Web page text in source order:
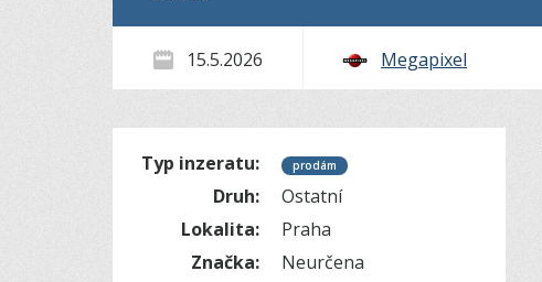
15.5.2026 Megapixel
Typ inzeratu: prodám
Druh:
Ostatní
Lokalita:
Praha
Značka:
Neurčena